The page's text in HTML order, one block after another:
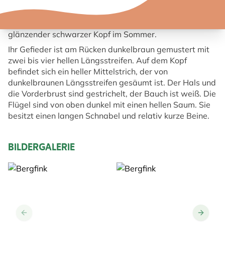
hellbraunen Randfedern ist. Durch Abnutzung der
glänzender schwarzer Kopf im Sommer.
Ihr Gefieder ist am Rücken dunkelbraun gemustert mit
zwei bis vier hellen Längsstreifen. Auf dem Kopf
befindet sich ein heller Mittelstrich, der von
dunkelbraunen Längsstreifen gesäumt ist. Der Hals und
die Vorderbrust sind gestrichelt, der Bauch ist weiß. Die
Flügel sind von oben dunkel mit einen hellen Saum. Sie
besitzt einen langen Schnabel und relativ kurze Beine.
BILDERGALERIE